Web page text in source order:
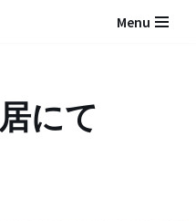
Menu
にて